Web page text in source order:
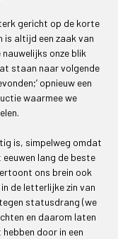
gericht op de korte
is altijd een zaak van
onze blik
staan naar volgende
opnieuw een
waarmee we
is, simpelweg omdat
lang de beste
ons brein ook
de letterlijke zin van
statusdrang (we
en daarom laten
door in een